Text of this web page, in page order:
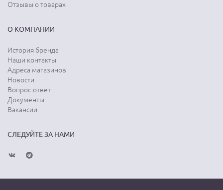
Отзывы о товарах
О КОМПАНИИ
История бренда
Наши контакты
Адреса магазинов
Новости
Вопрос-ответ
Документы
Вакансии
СЛЕДУЙТЕ ЗА НАМИ